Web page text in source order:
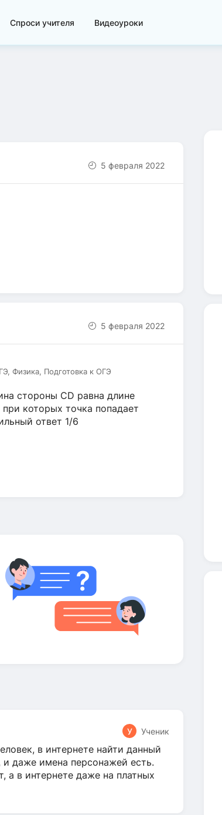
Спроси учителя Видеоуроки
5 февраля 2022
5 февраля 2022
Физика, Подготовка к ОГЭ
стороны CD равна длине
которых точка попадает
ответ 1/6
У Ученик
в интернете найти данный
и даже имена персонажей есть.
а в интернете даже на платных